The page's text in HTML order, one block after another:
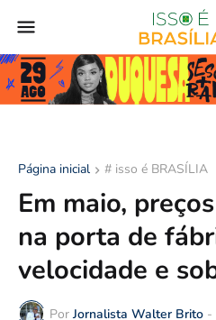
Página inicial # isso é BRASÍLIA
Em maio,
na porta de
velocidade e
Por Jornalista Walter Brito -